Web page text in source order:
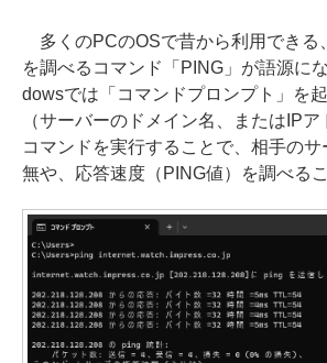
多くのPCのOSで昔から利用できる
を調べるコマンド「PING」が語源に
dowsでは「コマンドプロンプト」を
（サーバーのドメイン名、またはIPア
コマンドを実行することで、相手の
無や、応答速度（PING値）を調べる